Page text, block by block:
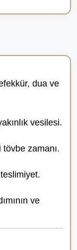
dua ve
vesilesi.
tövbe zamanı.
ve